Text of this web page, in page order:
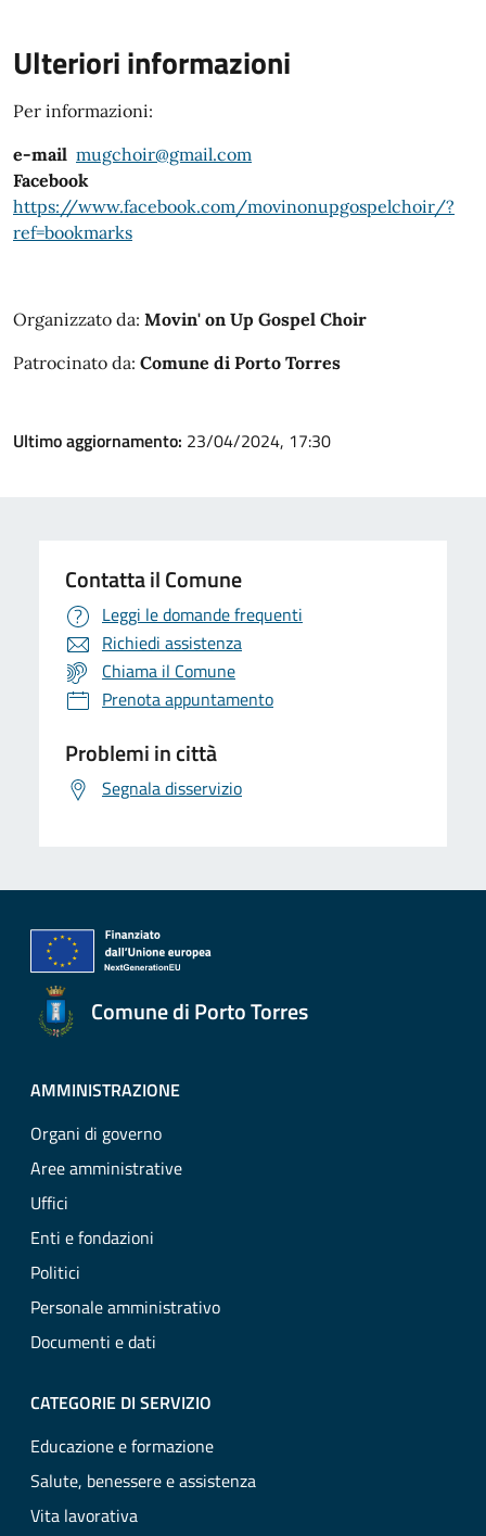
Ulteriori informazioni
Per informazioni:
e-mail mugchoir@gmail.com
Facebook
https://www.facebook.com/movinonupgospelchoir/?
ref=bookmarks
Organizzato da: Movin' on Up Gospel Choir
Patrocinato da: Comune di Porto Torres
Ultimo aggiornamento: 23/04/2024, 17:30
Contatta il Comune
Leggi le domande frequenti
Richiedi assistenza
Chiama il Comune
Prenota appuntamento
Problemi in città
Segnala disservizio
Comune di Porto Torres
AMMINISTRAZIONE
Organi di governo
Aree amministrative
Uffici
Enti e fondazioni
Politici
Personale amministrativo
Documenti e dati
CATEGORIE DI SERVIZIO
Educazione e formazione
Salute, benessere e assistenza
Vita lavorativa